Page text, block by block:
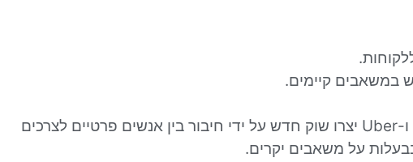
במשאבים קיימים.
חברות כמו Airbnb ו-Uber יצרו שוק חדש על ידי חיבור בין אנשים פרטיים לצרכים
על משאבים יקרים.